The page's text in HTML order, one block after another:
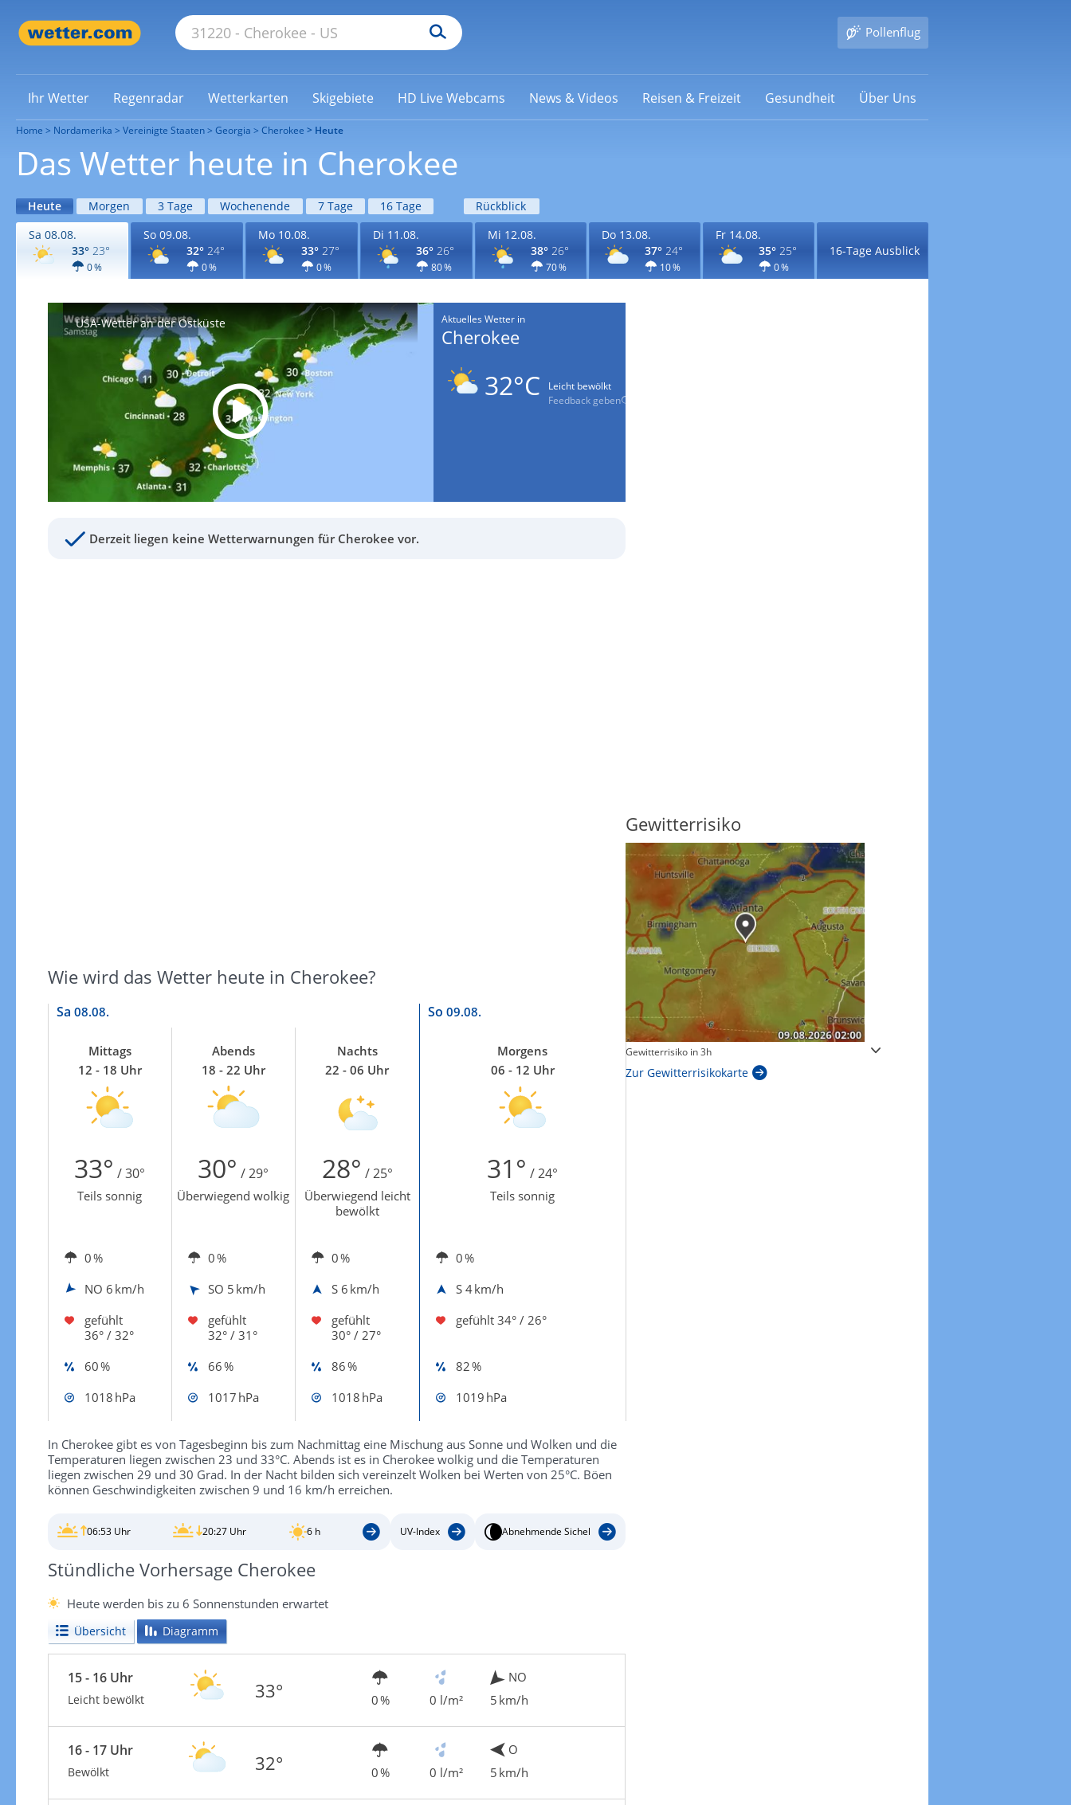
Pollenflug
Ihr Wetter Regenradar Wetterkarten Skigebiete HD Live Webcams News & Videos Reisen & Freizeit Gesundheit Über Uns
Home Nordamerika Vereinigte Staaten Georgia Cherokee Heute
Das Wetter heute in Cherokee
Heute Morgen 3 Tage Wochenende 7 Tage 16 Tage
Rückblick
Sa 08.08.
33° 23°
0 %
So 09.08.
32° 24°
0 %
Mo 10.08.
33° 27°
0 %
Di 11.08.
36° 26°
80 %
Mi 12.08.
38° 26°
70 %
Do 13.08.
37° 24°
10 %
Fr 14.08.
35° 25°
0 %
16-Tage Ausblick
USA-Wetter an der Ostküste Aktuelles Wetter in
Cherokee
32°C
Leicht bewölkt
Feedback geben
Derzeit liegen keine Wetterwarnungen für Cherokee vor.
Wie wird das Wetter heute in Cherokee?
Sa 08.08. So 09.08.
Mittags
12 - 18 Uhr
Abends
18 - 22 Uhr
Nachts
22 - 06 Uhr
Morgens
06 - 12 Uhr
33° / 30° 30° / 29° 28° / 25° 31° / 24°
Teils sonnig Überwiegend wolkig
Überwiegend leicht
bewölkt
Teils sonnig
0 % 0 % 0 %
0 %
NO 6 km/h SO 5 km/h S 6 km/h S 4 km/h
gefühlt
36° / 32°
gefühlt
32° / 31°
gefühlt
30° / 27°
gefühlt 34° / 26°
60 % 66 % 86 %
82 %
1018 hPa
1017 hPa 1018 hPa 1019 hPa
In Cherokee gibt es von Tagesbeginn bis zum Nachmittag eine Mischung aus Sonne und Wolken und die
Temperaturen liegen zwischen 23 und 33°C. Abends ist es in Cherokee wolkig und die Temperaturen
liegen zwischen 29 und 30 Grad. In der Nacht bilden sich vereinzelt Wolken bei Werten von 25°C. Böen
können Geschwindigkeiten zwischen 9 und 16 km/h erreichen.
06:53 Uhr 20:27 Uhr 6 h UV-Index Abnehmende Sichel
Stündliche Vorhersage Cherokee
Heute werden bis zu 6 Sonnenstunden erwartet
Übersicht Diagramm
15 - 16 Uhr
Leicht bewölkt 33° 0 % 0 l/m²
NO
5 km/h
16 - 17 Uhr
Bewölkt 32° 0 % 0 l/m²
O
5 km/h
Windgeschwindigkeiten in 3h
Zur Windgeschwindigkeitenkarte
Sonnenschein heute
Zur Sonnenscheindauerkarte
Gewitterrisiko
Gewitterrisiko in 3h
Zur Gewitterrisikokarte
Windböen heute